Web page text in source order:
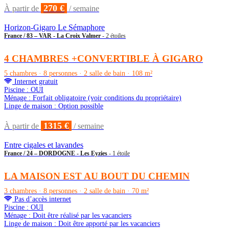
À partir de 270 € / semaine
Horizon-Gigaro Le Sémaphore
France / 83 – VAR - La Croix Valmer - 2 étoiles
4 CHAMBRES +CONVERTIBLE À GIGARO
5 chambres · 8 personnes · 2 salle de bain · 108 m²
Internet gratuit
Piscine : OUI
Ménage : Forfait obligatoire (voir conditions du propriétaire)
Linge de maison : Option possible
À partir de 1315 € / semaine
Entre cigales et lavandes
France / 24 – DORDOGNE - Les Eyzies - 1 étoile
LA MAISON EST AU BOUT DU CHEMIN
3 chambres · 8 personnes · 2 salle de bain · 70 m²
Pas d’accès internet
Piscine : OUI
Ménage : Doit être réalisé par les vacanciers
Linge de maison : Doit être apporté par les vacanciers